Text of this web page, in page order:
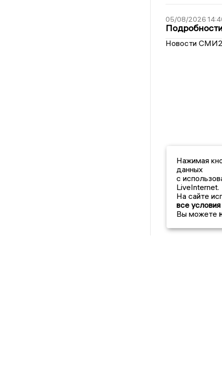
05/08/2026
Новости СМИ2
Нажимая
данных
с
LiveInternet.
На сайте
все
Вы можете